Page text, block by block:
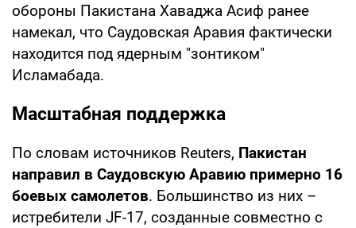
обороны Пакистана Хаваджа Асиф ранее
намекал, что Саудовская Аравия фактически
находится под ядерным "зонтиком"
Исламабада.
Масштабная поддержка
По словам источников Reuters, Пакистан
направил в Саудовскую Аравию примерно 16
боевых самолетов. Большинство из них –
истребители JF-17, созданные совместно с